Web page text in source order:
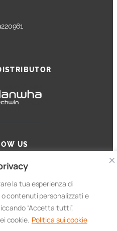
la tua esperienza di
contenuti personalizzati e
“Accetta tutti”,
cookie. Politica sui cookie
US